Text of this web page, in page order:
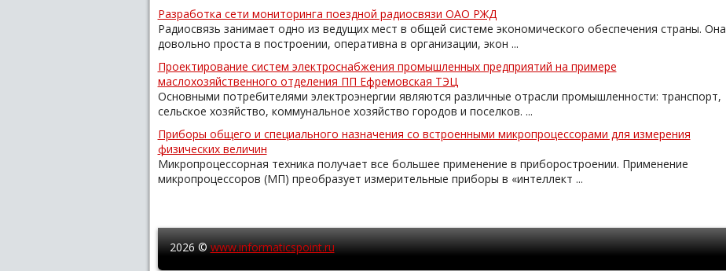
Разработка сети мониторинга поездной радиосвязи ОАО РЖД
Радиосвязь занимает одно из ведущих мест в общей системе экономического обеспечения страны. Она
довольно проста в построении, оперативна в организации, экон ...
Проектирование систем электроснабжения промышленных предприятий на примере
маслохозяйственного отделения ПП Ефремовская ТЭЦ
Основными потребителями электроэнергии являются различные отрасли промышленности: транспорт,
сельское хозяйство, коммунальное хозяйство городов и поселков. ...
Приборы общего и специального назначения со встроенными микропроцессорами для измерения
физических величин
Микропроцессорная техника получает все большее применение в приборостроении. Применение
микропроцессоров (МП) преобразует измерительные приборы в «интеллект ...
2026 ©www.informaticspoint.ru